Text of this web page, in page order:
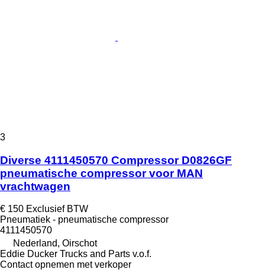
3
Diverse 4111450570 Compressor D0826GF
pneumatische compressor voor MAN
vrachtwagen
€ 150 Exclusief BTW
Pneumatiek - pneumatische compressor
4111450570
Nederland, Oirschot
Eddie Ducker Trucks and Parts v.o.f.
Contact opnemen met verkoper